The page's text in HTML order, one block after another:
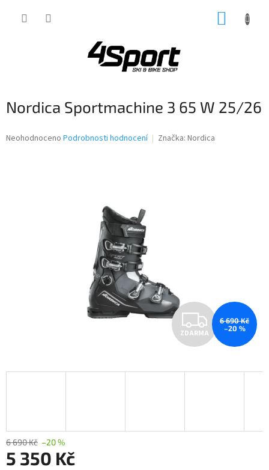
Nordica Sportmachine 3 65 W 25/26
Průměrné
Neohodnoceno Podrobnosti hodnocení Značka: Nordica
Z
D
A
ZDARMA
6 690 Kč
–20 %
6 690 Kč –20 %
5 350 Kč